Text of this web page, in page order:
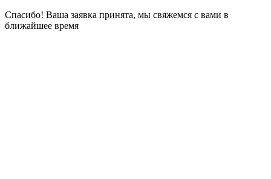
Спасибо! Ваша заявка принята, мы свяжемся с вами в
ближайшее время